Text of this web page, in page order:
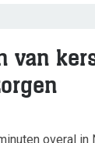
van
overal in